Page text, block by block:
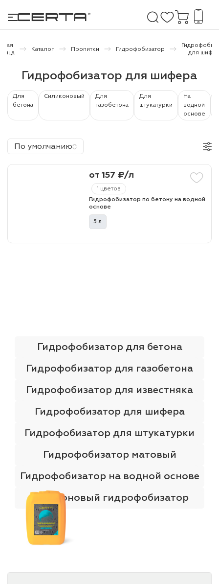
покрытия
и дачи
бетону,
и эмали
Каталог Пропитки Гидрофобизатор
для
Гидрофобизатор для шифера
Для
бетона
Силиконовый
Для
газобетона
Для
штукатурки
На
водной
основе
По умолчанию
1 цветов
от 157 ₽/л
Гидрофобизатор по бетону на водной
основе
5 л
Гидрофобизатор для бетона
Гидрофобизатор для газобетона
Гидрофобизатор для известняка
Гидрофобизатор для шифера
Гидрофобизатор для штукатурки
Гидрофобизатор матовый
Гидрофобизатор на водной основе
Силиконовый гидрофобизатор